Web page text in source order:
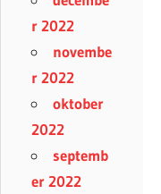
r 2022
novembe
r 2022
oktober
2022
septemb
er 2022